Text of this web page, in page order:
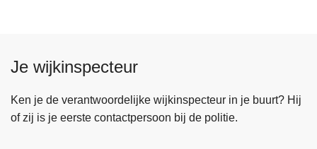
Je wijkinspecteur
Ken je de verantwoordelijke wijkinspecteur in je buurt? Hij
of zij is je eerste contactpersoon bij de politie.